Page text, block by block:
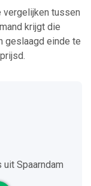
vergelijken tussen
krijgt die
geslaagd einde te
Spaarndam